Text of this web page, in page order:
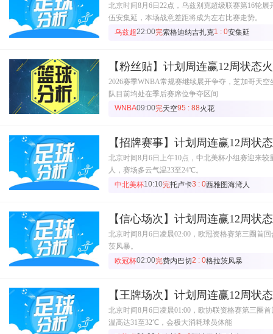
北京时间8月6日22点，乌兹别克超级联赛第16轮
伍安集延，本场战意差距将成为左右比赛走势。
乌兹超22:00完索格迪纳吉扎克1 : 0安集延
【粉丝贴】计划周连赢12周状态
2026赛季WNBA常规赛继续展开争夺，芝加哥天
队目前均处在季后赛席位争夺区间
WNBA09:00完天空95 : 88火花
【招牌赛事】计划周连赢12周状
北京时间8月6日上午10点，中北美杯小组赛迎来
人，赛场多云气温23至24℃。
中北美杯10:10完托卢卡3 : 0西雅图海湾人
【信心场次】计划周连赢12周状
北京时间8月6日凌晨02:00，欧冠资格赛第三圈首
茨风暴。
欧冠杯02:00完费内巴切2 : 0格拉茨风暴
【王牌场次】计划周连赢12周状
北京时间8月6日凌晨01:00，欧协联资格赛第三圈
温高达31至32℃，会极大消耗球员体能